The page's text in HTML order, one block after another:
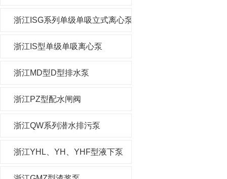
浙江ISG系列单级单吸立式离心泵
浙江IS型单级单吸离心泵
浙江MD型D型排水泵
浙江PZ型配水闸阀
浙江QW系列潜水排污泵
浙江YHL、YH、YHF型液下泵